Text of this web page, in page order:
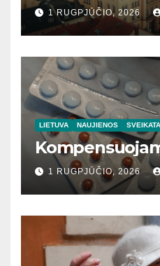
1 RUGPJŪČIO, 2026
LIETUVA NAUJIENOS SVEIKATA
1 RUGPJŪČIO, 2026